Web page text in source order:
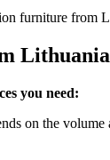
furniture from
you need:
on the